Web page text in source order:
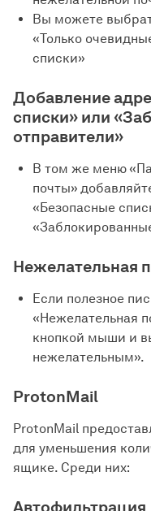
Вы можете
«Только
списки»
Добавление
списки» или
отправители»
В том же меню
почты»
«Безопасные
Нежелательная
Если полезное
«Нежелательная
кнопкой мыши и
нежелательным».
ProtonMail
ProtonMail
для уменьшения
ящике. Среди них:
Автофильтрация